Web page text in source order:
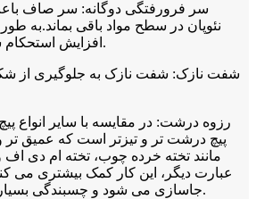
نئوپان در سطح مواد باقی بماند.به
افزایش استحکام سر طراحی شده است.
پیچ درشت تر و تیزتر است که عمیق تر
مانند تخته خرده چوب، تخته ام دی
عبارت دیگر، این کار کمک بیشتری می
جاسازی می شود و چسبندگی بسیار محکمی ایجاد می کند.